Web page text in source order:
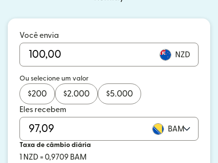
Você envia
NZD
Ou selecione um valor
$200 $2.000 $5.000
Eles recebem
BAM
Taxa de câmbio diária
1 NZD = 0,9709 BAM